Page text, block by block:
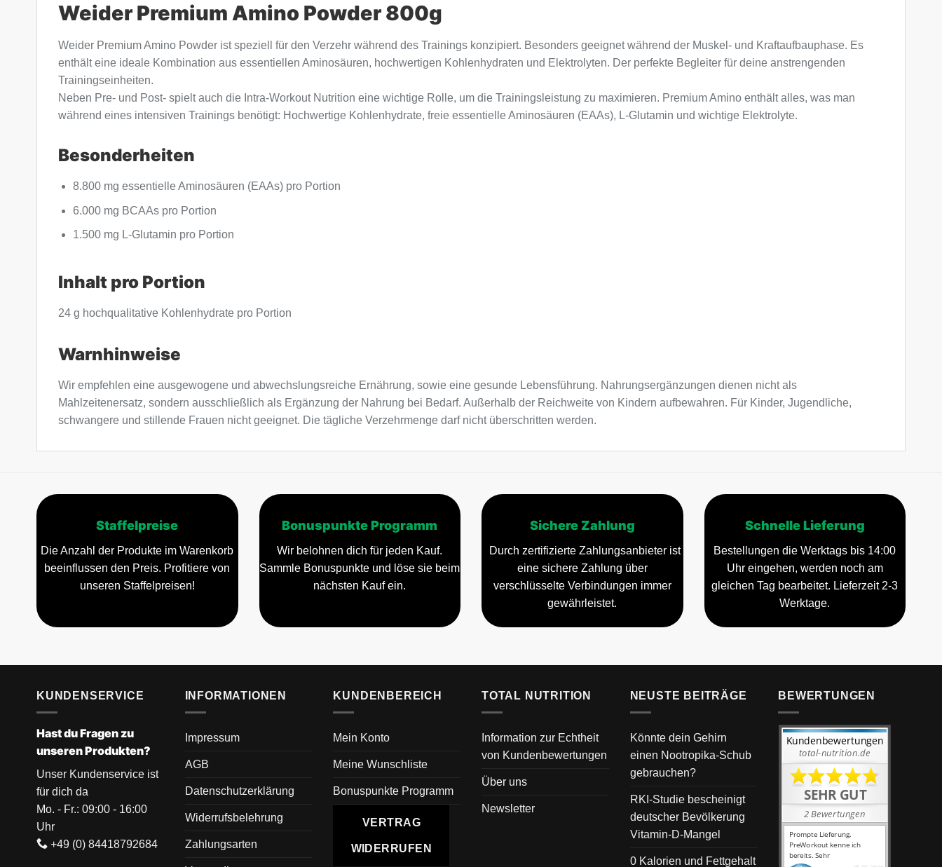
Weider Premium Amino Powder 800g
Weider Premium Amino Powder ist speziell für den Verzehr während des Trainings konzipiert. Besonders geeignet während der Muskel- und Kraftaufbauphase. Es
enthält eine ideale Kombination aus essentiellen Aminosäuren, hochwertigen Kohlenhydraten und Elektrolyten. Der perfekte Begleiter für deine anstrengenden
Trainingseinheiten.
Neben Pre- und Post- spielt auch die Intra-Workout Nutrition eine wichtige Rolle, um die Trainingsleistung zu maximieren. Premium Amino enthält alles, was man
während eines intensiven Trainings benötigt: Hochwertige Kohlenhydrate, freie essentielle Aminosäuren (EAAs), L-Glutamin und wichtige Elektrolyte.
Besonderheiten
8.800 mg essentielle Aminosäuren (EAAs) pro Portion
6.000 mg BCAAs pro Portion
1.500 mg L-Glutamin pro Portion
Inhalt pro Portion
24 g hochqualitative Kohlenhydrate pro Portion
Warnhinweise
Wir empfehlen eine ausgewogene und abwechslungsreiche Ernährung, sowie eine gesunde Lebensführung. Nahrungsergänzungen dienen nicht als
Mahlzeitenersatz, sondern ausschließlich als Ergänzung der Nahrung bei Bedarf. Außerhalb der Reichweite von Kindern aufbewahren. Für Kinder, Jugendliche,
schwangere und stillende Frauen nicht geeignet. Die tägliche Verzehrmenge darf nicht überschritten werden.
Staffelpreise
Die Anzahl der Produkte im Warenkorb
beeinflussen den Preis. Profitiere von
unseren Staffelpreisen!
Bonuspunkte Programm
Wir belohnen dich für jeden Kauf.
Sammle Bonuspunkte und löse sie beim
nächsten Kauf ein.
Sichere Zahlung
Durch zertifizierte Zahlungsanbieter ist
eine sichere Zahlung über
verschlüsselte Verbindungen immer
gewährleistet.
Schnelle Lieferung
Bestellungen die Werktags bis 14:00
Uhr eingehen, werden noch am
gleichen Tag bearbeitet. Lieferzeit 2-3
Werktage.
KUNDENSERVICE
Hast du Fragen zu
unseren Produkten?
Unser Kundenservice ist
für dich da
Mo. - Fr.: 09:00 - 16:00
Uhr
+49 (0) 84418792684
INFORMATIONEN
Impressum
AGB
Datenschutzerklärung
Widerrufsbelehrung
Zahlungsarten
KUNDENBEREICH
Mein Konto
Meine Wunschliste
Bonuspunkte Programm
VERTRAG
WIDERRUFEN
TOTAL NUTRITION
Information zur Echtheit
von Kundenbewertungen
Über uns
Newsletter
NEUSTE BEITRÄGE
Könnte dein Gehirn
einen Nootropika-Schub
gebrauchen?
RKI-Studie bescheinigt
deutscher Bevölkerung
Vitamin-D-Mangel
0 Kalorien und Fettgehalt
BEWERTUNGEN